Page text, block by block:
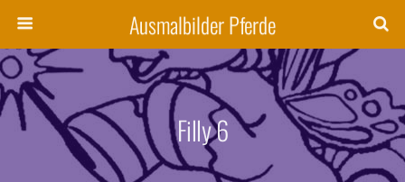
Ausmalbilder Pferde
Filly 6